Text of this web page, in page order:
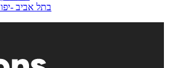
מורה פרטי לSAT בתל אביב -יפו